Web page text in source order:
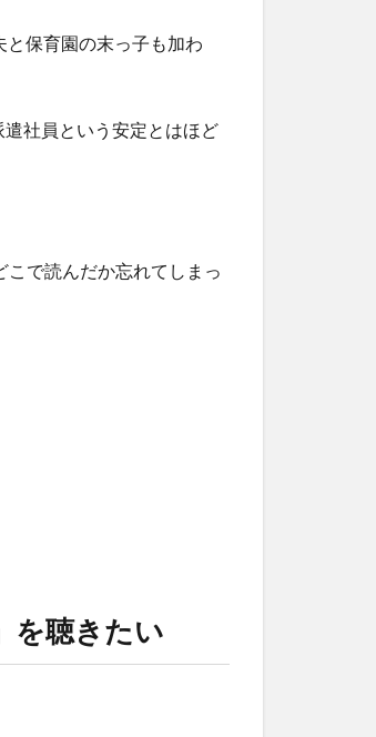
保育園の末っ子も加わ
社員という安定とはほど
で読んだか忘れてしまっ
を聴きたい